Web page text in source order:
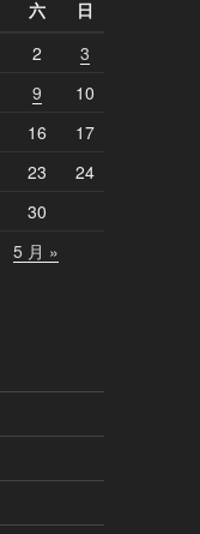
六
日
2
3
9
10
16
17
23
24
30
5 月 »